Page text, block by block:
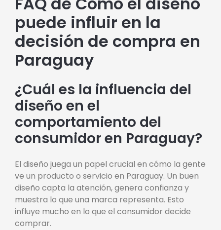
puede influir en la
decisión de compra en
Paraguay
¿Cuál es la influencia del
diseño en el
comportamiento del
consumidor en Paraguay?
El diseño juega un papel crucial en cómo la gente
ve un producto o servicio en Paraguay. Un buen
diseño capta la atención, genera confianza y
muestra lo que una marca representa. Esto
influye mucho en lo que el consumidor decide
comprar.